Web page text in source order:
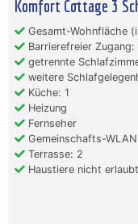
Komfort Cottage 3
Gesamt-Wohnfläche
Barrierefreier Zugang:
getrennte
weitere
Küche: 1
Heizung
Fernseher
Gemeinschafts-WLAN
Terrasse: 2
Haustiere nicht erlaubt